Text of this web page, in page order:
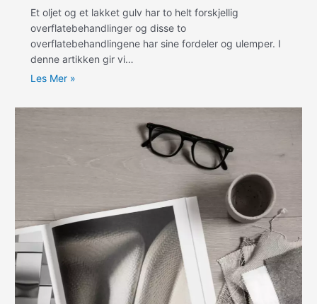
Et oljet og et lakket gulv har to helt forskjellig
overflatebehandlinger og disse to
overflatebehandlingene har sine fordeler og ulemper. I
denne artikken gir vi…
Les Mer »